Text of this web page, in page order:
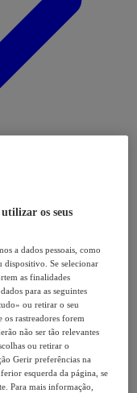
os seus
a dados pessoais, como
dispositivo. Se selecionar
as finalidades
para as seguintes
ou retirar o seu
os rastreadores forem
não ser tão relevantes
ou retirar o
Gerir preferências na
esquerda da página, se
Para mais informação,